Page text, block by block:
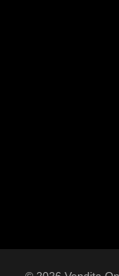
Accetto
Voglio